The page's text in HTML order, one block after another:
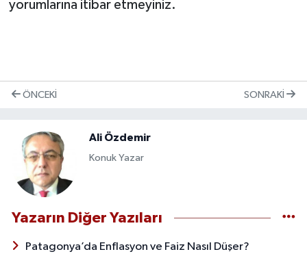
yorumlarına itibar etmeyiniz.
ÖNCEKI SONRAKI
Ali Özdemir
Konuk Yazar
Yazarın Diğer Yazıları
Patagonya’da Enflasyon ve Faiz Nasıl Düşer?